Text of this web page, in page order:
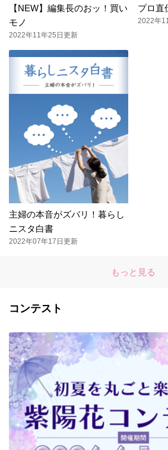
【NEW】編集長のおッ！買い
モノ
2022年11年25日更新
プロ直
2022年
主婦の本音がズバリ！暮らし
ニスタ白書
2022年07年17日更新
もっと見る
コンテスト